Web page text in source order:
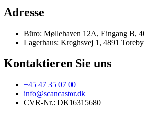
Adresse
Büro: Møllehaven 12A, Eingang B,
Lagerhaus: Kroghsvej 1, 4891 Toreby
Kontaktieren Sie uns
+45 47 35 07 00
info@scancastor.dk
CVR-Nr.: DK16315680